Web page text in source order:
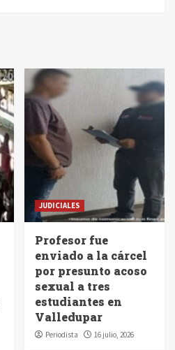
JUDICIALES
Profesor fue
enviado a la cárcel
por presunto acoso
sexual a tres
estudiantes en
Valledupar
Periodista 16 julio, 2026